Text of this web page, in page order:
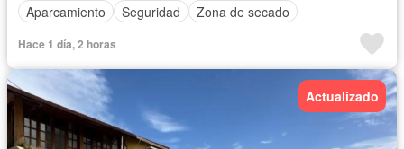
Aparcamiento
Seguridad Zona de secado
Hace 1 día, 2 horas
Actualizado